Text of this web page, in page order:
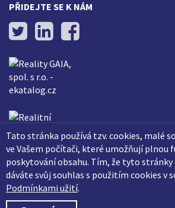
Tato stránka používá tzv. cookies, malé
ve Vašem počítači, které umožňují plnou
poskytování obsahu. Tím, že tyto stránky
dáváte svůj souhlas s použitím cookies v
Podmínkami užití.
PŘIDEJTE SE K NÁM